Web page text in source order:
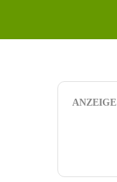
ANZEIGE